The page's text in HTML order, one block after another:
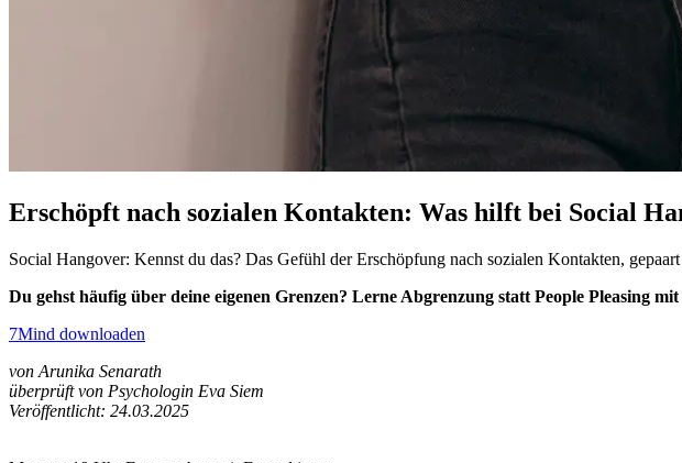
Erschöpft nach sozialen Kontakten: Was hilft bei Social
Social Hangover: Kennst du das? Das Gefühl der Erschöpfung nach sozialen Kontakten,
Du gehst häufig über deine eigenen Grenzen? Lerne Abgrenzung statt People Pleasing
7Mind downloaden
von Arunika Senarath
überprüft von Psychologin Eva Siem
Veröffentlicht: 24.03.2025